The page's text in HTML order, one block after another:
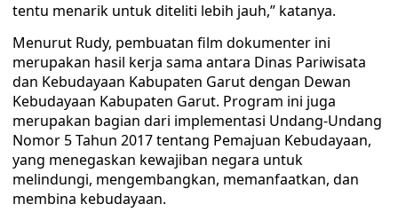
tentu menarik untuk diteliti lebih jauh,” katanya.
Menurut Rudy, pembuatan film dokumenter ini
merupakan hasil kerja sama antara Dinas Pariwisata
dan Kebudayaan Kabupaten Garut dengan Dewan
Kebudayaan Kabupaten Garut. Program ini juga
merupakan bagian dari implementasi Undang-Undang
Nomor 5 Tahun 2017 tentang Pemajuan Kebudayaan,
yang menegaskan kewajiban negara untuk
melindungi, mengembangkan, memanfaatkan, dan
membina kebudayaan.